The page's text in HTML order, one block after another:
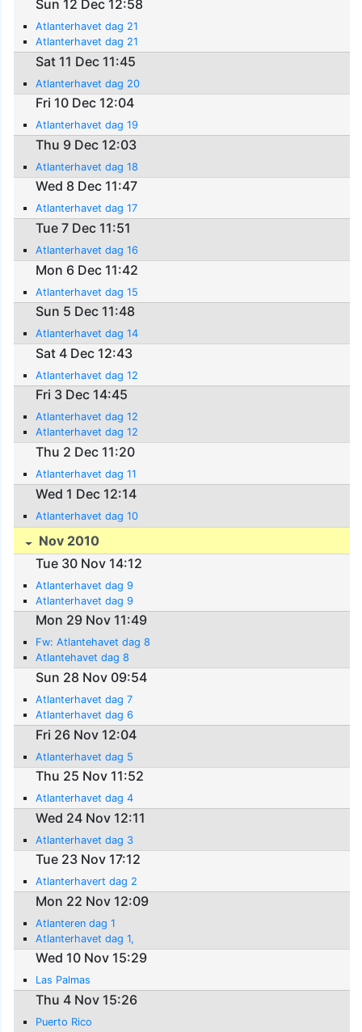
Sun 12 Dec 12:58
Atlanterhavet dag 21
Atlanterhavet dag 21
Sat 11 Dec 11:45
Atlanterhavet dag 20
Fri 10 Dec 12:04
Atlanterhavet dag 19
Thu 9 Dec 12:03
Atlanterhavet dag 18
Wed 8 Dec 11:47
Atlanterhavet dag 17
Tue 7 Dec 11:51
Atlanterhavet dag 16
Mon 6 Dec 11:42
Atlanterhavet dag 15
Sun 5 Dec 11:48
Atlanterhavet dag 14
Sat 4 Dec 12:43
Atlanterhavet dag 12
Fri 3 Dec 14:45
Atlanterhavet dag 12
Atlanterhavet dag 12
Thu 2 Dec 11:20
Atlanterhavet dag 11
Wed 1 Dec 12:14
Atlanterhavet dag 10
Nov 2010
Tue 30 Nov 14:12
Atlanterhavet dag 9
Atlanterhavet dag 9
Mon 29 Nov 11:49
Fw: Atlantehavet dag 8
Atlantehavet dag 8
Sun 28 Nov 09:54
Atlanterhavet dag 7
Atlanterhavet dag 6
Fri 26 Nov 12:04
Atlanterhavet dag 5
Thu 25 Nov 11:52
Atlanterhavet dag 4
Wed 24 Nov 12:11
Atlanterhavet dag 3
Tue 23 Nov 17:12
Atlanterhavert dag 2
Mon 22 Nov 12:09
Atlanteren dag 1
Atlanterhavet dag 1,
Wed 10 Nov 15:29
Las Palmas
Thu 4 Nov 15:26
Puerto Rico